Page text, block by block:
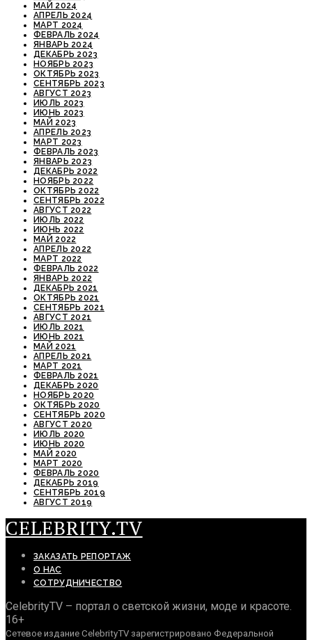
МАЙ 2024
АПРЕЛЬ 2024
МАРТ 2024
ФЕВРАЛЬ 2024
ЯНВАРЬ 2024
ДЕКАБРЬ 2023
НОЯБРЬ 2023
ОКТЯБРЬ 2023
СЕНТЯБРЬ 2023
АВГУСТ 2023
ИЮЛЬ 2023
ИЮНЬ 2023
МАЙ 2023
АПРЕЛЬ 2023
МАРТ 2023
ФЕВРАЛЬ 2023
ЯНВАРЬ 2023
ДЕКАБРЬ 2022
НОЯБРЬ 2022
ОКТЯБРЬ 2022
СЕНТЯБРЬ 2022
АВГУСТ 2022
ИЮЛЬ 2022
ИЮНЬ 2022
МАЙ 2022
АПРЕЛЬ 2022
МАРТ 2022
ФЕВРАЛЬ 2022
ЯНВАРЬ 2022
ДЕКАБРЬ 2021
ОКТЯБРЬ 2021
СЕНТЯБРЬ 2021
АВГУСТ 2021
ИЮЛЬ 2021
ИЮНЬ 2021
МАЙ 2021
АПРЕЛЬ 2021
МАРТ 2021
ФЕВРАЛЬ 2021
ДЕКАБРЬ 2020
НОЯБРЬ 2020
ОКТЯБРЬ 2020
СЕНТЯБРЬ 2020
АВГУСТ 2020
ИЮЛЬ 2020
ИЮНЬ 2020
МАЙ 2020
МАРТ 2020
ФЕВРАЛЬ 2020
ДЕКАБРЬ 2019
СЕНТЯБРЬ 2019
АВГУСТ 2019
CELEBRITY.TV
ЗАКАЗАТЬ РЕПОРТАЖ
О НАС
СОТРУДНИЧЕСТВО
CelebrityTV – портал о светской жизни, моде и красоте.
16+
Сетевое издание CelebrityTV зарегистрировано Федеральной